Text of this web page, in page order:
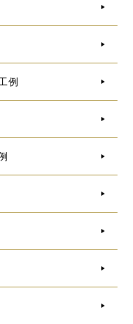
例